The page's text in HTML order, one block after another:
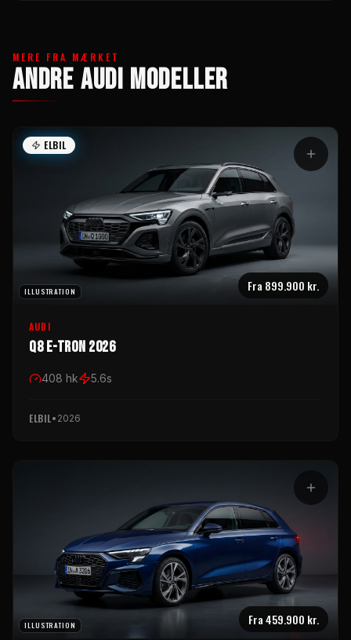
MERE FRA MÆRKET
ANDRE AUDI MODELLER
ILLUSTRATION
ELBIL
Fra 899.900 kr.
AUDI
Q8 e-tron 2026
408 hk 5.6s
ELBIL• 2026
ILLUSTRATION Fra459.900 kr.